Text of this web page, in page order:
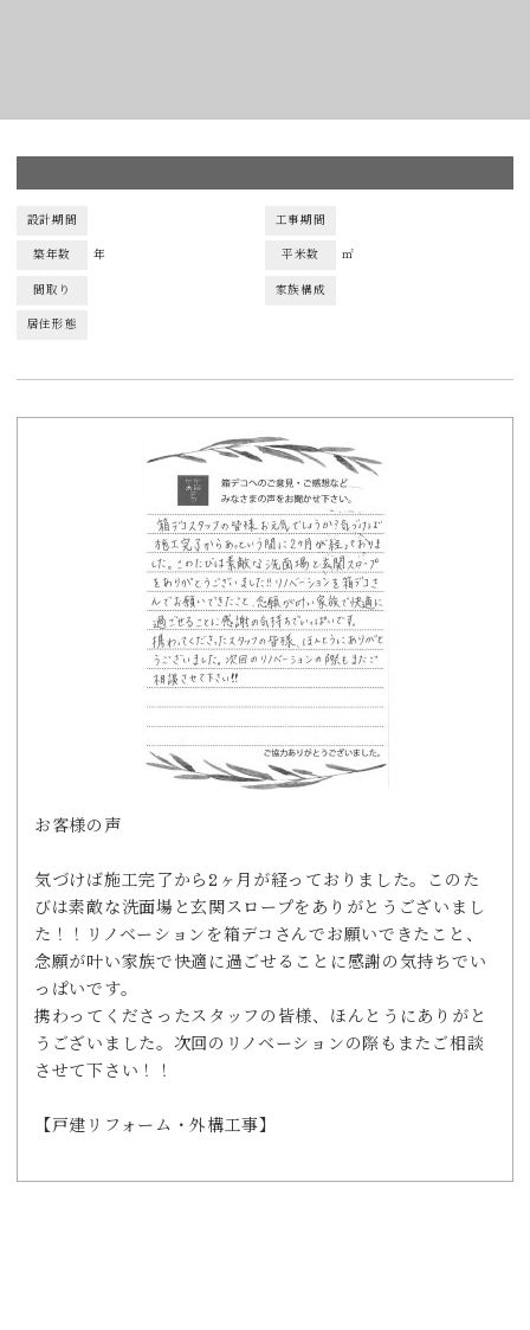
設計期間 工事期間
築年数 年 平米数 ㎡
間取り 家族構成
居住形態
お客様の声
気づけば施工完了から2ヶ月が経っておりました。このた
びは素敵な洗面場と玄関スロープをありがとうございまし
た！！リノベーションを箱デコさんでお願いできたこと、
念願が叶い家族で快適に過ごせることに感謝の気持ちでい
っぱいです。
携わってくださったスタッフの皆様、ほんとうにありがと
うございました。次回のリノベーションの際もまたご相談
させて下さい！！
【戸建リフォーム・外構工事】